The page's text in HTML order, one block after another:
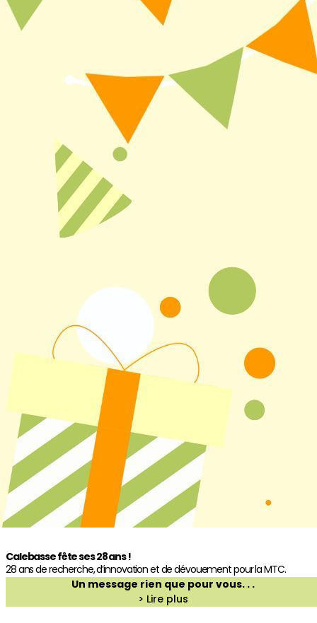
Calebasse fête ses 28 ans !
28 ans de recherche, d’innovation et de dévouement pour la MTC.
Un message rien que pour vous. . .
> Lire plus